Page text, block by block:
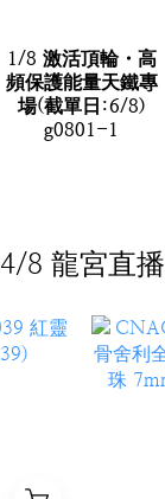
1/8 激活頂輪・高
頻保護能量天鐵專
場(截單日:6/8)
g0801-1
4/8 龍宮直播